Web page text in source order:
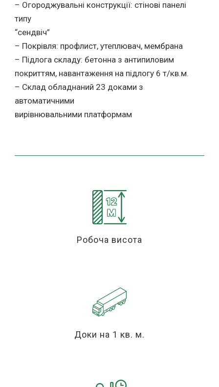
– Огороджувальні конструкції: стінові панелі
типу
“сендвіч”
– Покрівля: профлист, утеплювач, мембрана
– Підлога складу: бетонна з антипиловим
покриттям, навантаження на підлогу 6 т/кв.м.
– Склад обладнаний 23 доками з
автоматичними
вирівнювальними платформам
Робоча висота
Доки на 1 кв. м.